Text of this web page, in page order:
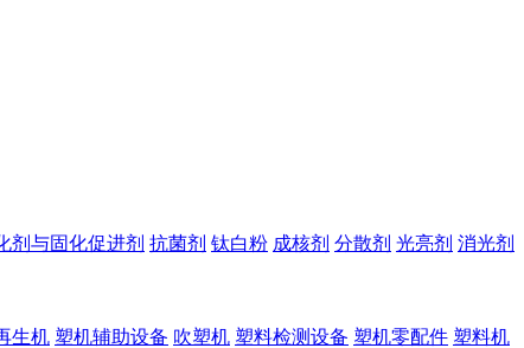
剂与固化促进剂 抗菌剂 钛白粉 成核剂 分散剂 光亮剂 消光剂
生机 塑机辅助设备 吹塑机 塑料检测设备 塑机零配件 塑料机